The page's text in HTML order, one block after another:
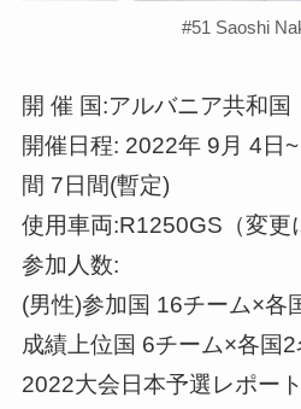
#51 Saoshi
開 催 国:アルバニア共和国
開催日程: 2022年 9月 4日
間 7日間(暫定)
使用車両:R1250GS（変更
参加人数:
(男性)参加国 16チーム×各
成績上位国 6チーム×各国2
2022大会日本予選レポー